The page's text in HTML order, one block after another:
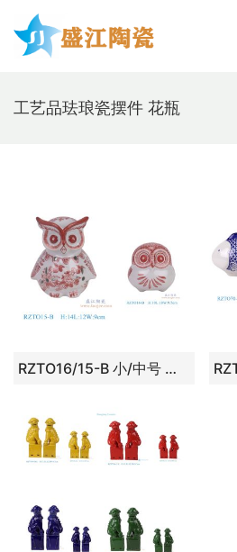
工艺品珐琅瓷摆件 花瓶
RZTO16/15-B 小/中号 粉彩猫头鹰